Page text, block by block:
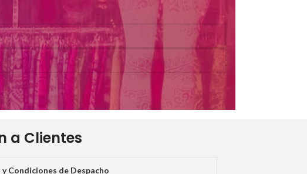
a Clientes
Condiciones de Despacho